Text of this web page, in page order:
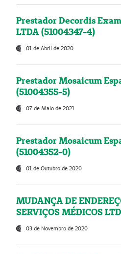
Prestador Decordis
LTDA (51004347-4)
01 de Abril de 2020
Prestador Mosaicum
(51004355-5)
07 de Maio de 2021
Prestador Mosaicum
(51004352-0)
01 de Outubro de 2020
MUDANÇA DE
SERVIÇOS MÉDICOS
03 de Novembro de 2020